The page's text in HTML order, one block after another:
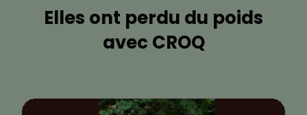
Elles ont perdu du poids
avec CROQ